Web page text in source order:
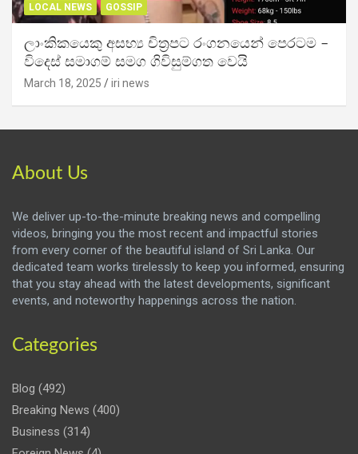
LOCAL NEWS GOSSIP
ලාංකිකයෙකු අසභ්‍ය චිත්‍රපට රංගනයෙන් පෙරටම –
විදෙස් සමාගම් සමග ගිවිසුම්ගත වෙයි
March 18, 2025 iri news
About Us
We deliver up-to-the-minute breaking news and compelling
videos, bringing you the most recent and impactful stories
from every corner of the beautiful island of Sri Lanka. Our
dedicated team works tirelessly to keep you informed, ensuring
that you stay ahead with the latest developments, significant
events, and noteworthy happenings across the nation.
Categories
Blog (492)
Breaking News (400)
Business (314)